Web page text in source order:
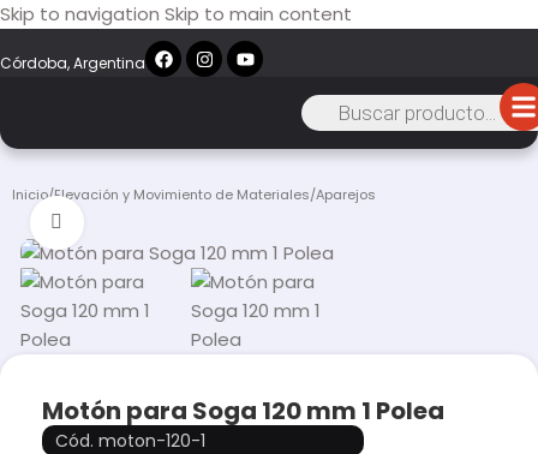
Skip to navigation Skip to main content
Córdoba, Argentina
Inicio/Elevación y Movimiento de Materiales/Aparejos
Motón para Soga 120 mm 1 Polea
Cód. moton-120-1